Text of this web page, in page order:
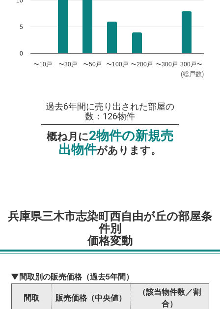
(総戸数)
〜10戸 〜30戸 〜50戸 〜100戸 〜200戸 〜300戸 300戸〜
0
5
過去6年間に売り出された部屋の
数：126物件
概ね月に2物件の新規売
出物件があります。
兵庫県三木市志染町西自由が丘の部屋条
件別
価格変動
▼間取別の販売価格（過去5年間）
間取 販売価格（中央値）
（該当物件数／割
合）